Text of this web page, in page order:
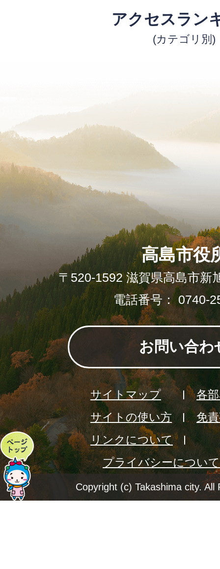
アクセスラン
(カテゴリ別)
ペ
ー
ジ
高島市役
〒520-1592 滋賀県高島市新
電話番号： 0740-
お問い合わ
サイトマップ
各
サイトの使い方
免
リンクについて
プライバシーについて
Copyright (c) Takashima city. All